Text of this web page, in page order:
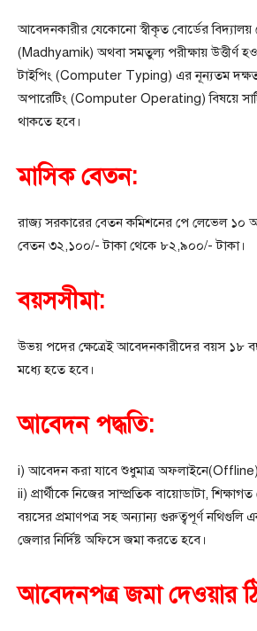
আবেদনকারীর যেকোনো স্বীকৃত বোর্ডের বিদ্যালয়
(Madhyamik) অথবা সমতুল্য পরীক্ষায় উত্তীর্ণ
টাইপিং (Computer Typing) এর নূন্যতম
অপারেটিং (Computer Operating) বিষয়ে
থাকতে হবে।
মাসিক বেতন:
রাজ্য সরকারের বেতন কমিশনের পে লেভেল ১০
বেতন ৩২,১০০/- টাকা থেকে ৮২,৯০০/- টাকা।
বয়সসীমা:
উভয় পদের ক্ষেত্রেই আবেদনকারীদের বয়স ১৮
মধ্যে হতে হবে।
আবেদন পদ্ধতি:
i) আবেদন করা যাবে শুধুমাত্র
ii) প্রার্থীকে নিজের সাম্প্রতিক বায়োডাটা,
বয়সের প্রমাণপত্র সহ অন্যান্য গুরুত্বপূর্ণ নথিগুলি
জেলার নির্দিষ্ট অফিসে জমা করতে হবে।
আবেদনপত্র জমা দেওয়ার